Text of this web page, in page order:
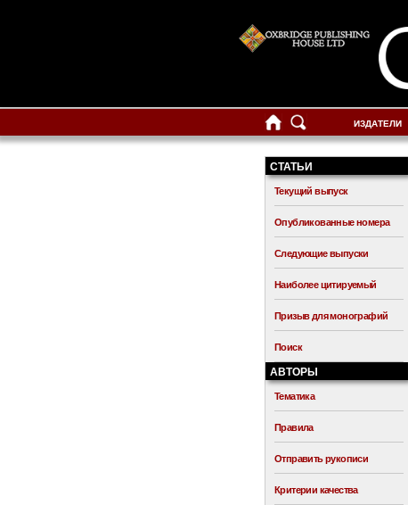
ИЗДАТЕЛИ
СТАТЬИ
Текущий выпуск
Опубликованные номера
Следующие выпуски
Наиболее цитируемый
Призыв для монографий
Поиск
АВТОРЫ
Тематика
Правила
Отправить рукописи
Критерии качества